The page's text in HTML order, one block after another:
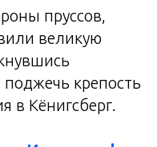
пруссов,
великую
крепость
в Кёнигсберг.